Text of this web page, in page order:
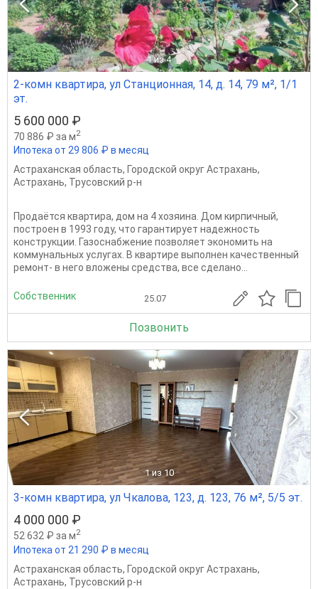
1 из 4
2-комн квартира, ул Станционная, 14, д. 14, 79 м², 1/1
эт.
5 600 000 ₽
70 886 ₽ за м2
Ипотека от 29 806 ₽ в месяц
Астраханская область, Городской округ Астрахань,
Астрахань, Трусовский р-н
Продаётся квартира, дом на 4 хозяина. Дом кирпичный,
построен в 1993 году, что гарантирует надежность
конструкции. Газоснабжение позволяет экономить на
коммунальных услугах. В квартире выполнен качественный
ремонт- в него вложены средства, все сделано...
Собственник 25.07
Позвонить
1 из 10
3-комн квартира, ул Чкалова, 123, д. 123, 76 м², 5/5 эт.
4 000 000 ₽
52 632 ₽ за м2
Ипотека от 21 290 ₽ в месяц
Астраханская область, Городской округ Астрахань,
Астрахань, Трусовский р-н